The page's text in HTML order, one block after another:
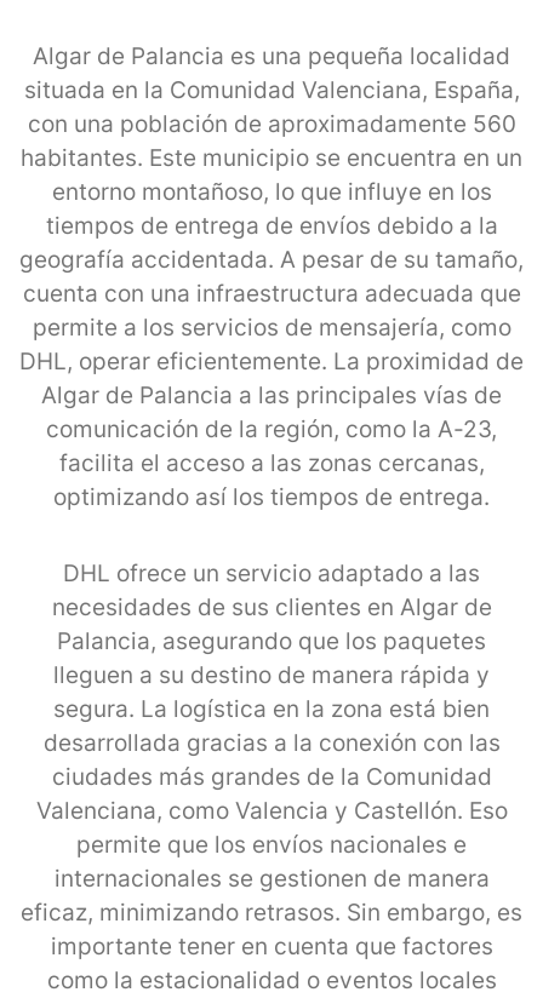
Algar de Palancia es una pequeña localidad
situada en la Comunidad Valenciana, España,
con una población de aproximadamente 560
habitantes. Este municipio se encuentra en un
entorno montañoso, lo que influye en los
tiempos de entrega de envíos debido a la
geografía accidentada. A pesar de su tamaño,
cuenta con una infraestructura adecuada que
permite a los servicios de mensajería, como
DHL, operar eficientemente. La proximidad de
Algar de Palancia a las principales vías de
comunicación de la región, como la A-23,
facilita el acceso a las zonas cercanas,
optimizando así los tiempos de entrega.
DHL ofrece un servicio adaptado a las
necesidades de sus clientes en Algar de
Palancia, asegurando que los paquetes
lleguen a su destino de manera rápida y
segura. La logística en la zona está bien
desarrollada gracias a la conexión con las
ciudades más grandes de la Comunidad
Valenciana, como Valencia y Castellón. Eso
permite que los envíos nacionales e
internacionales se gestionen de manera
eficaz, minimizando retrasos. Sin embargo, es
importante tener en cuenta que factores
como la estacionalidad o eventos locales